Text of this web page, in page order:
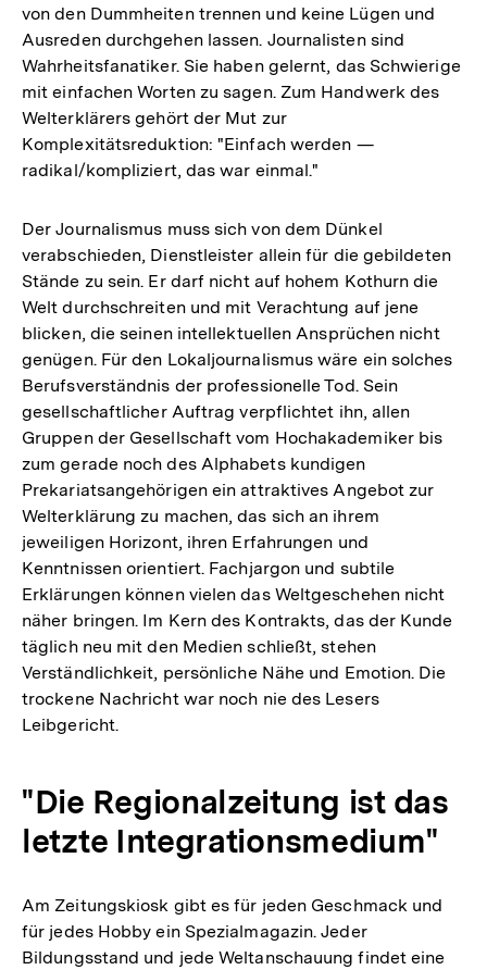
von den Dummheiten trennen und keine Lügen und
Ausreden durchgehen lassen. Journalisten sind
Wahrheitsfanatiker. Sie haben gelernt, das Schwierige
mit einfachen Worten zu sagen. Zum Handwerk des
Welterklärers gehört der Mut zur
Komplexitätsreduktion: "Einfach werden —
radikal/kompliziert, das war einmal."
Der Journalismus muss sich von dem Dünkel
verabschieden, Dienstleister allein für die gebildeten
Stände zu sein. Er darf nicht auf hohem Kothurn die
Welt durchschreiten und mit Verachtung auf jene
blicken, die seinen intellektuellen Ansprüchen nicht
genügen. Für den Lokaljournalismus wäre ein solches
Berufsverständnis der professionelle Tod. Sein
gesellschaftlicher Auftrag verpflichtet ihn, allen
Gruppen der Gesellschaft vom Hochakademiker bis
zum gerade noch des Alphabets kundigen
Prekariatsangehörigen ein attraktives Angebot zur
Welterklärung zu machen, das sich an ihrem
jeweiligen Horizont, ihren Erfahrungen und
Kenntnissen orientiert. Fachjargon und subtile
Erklärungen können vielen das Weltgeschehen nicht
näher bringen. Im Kern des Kontrakts, das der Kunde
täglich neu mit den Medien schließt, stehen
Verständlichkeit, persönliche Nähe und Emotion. Die
trockene Nachricht war noch nie des Lesers
Leibgericht.
"Die Regionalzeitung ist das
letzte Integrationsmedium"
Am Zeitungskiosk gibt es für jeden Geschmack und
für jedes Hobby ein Spezialmagazin. Jeder
Bildungsstand und jede Weltanschauung findet eine